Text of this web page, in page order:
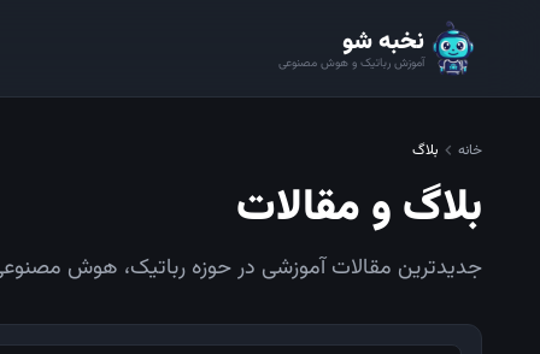
نخبه شو
آموزش رباتیک و هوش مصنوعی
خانه chevron_left بلاگ
بلاگ و مقالات
جدیدترین مقالات آموزشی در حوزه رباتیک، هوش